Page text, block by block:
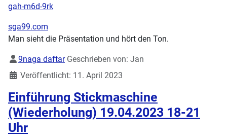
gah-m6d-9rk
sga99.com
Man sieht die Präsentation und hört den Ton.
Details
9naga daftarGeschrieben von: Jan
Veröffentlicht: 11. April 2023
Einführung Stickmaschine
(Wiederholung) 19.04.2023 18-21
Uhr